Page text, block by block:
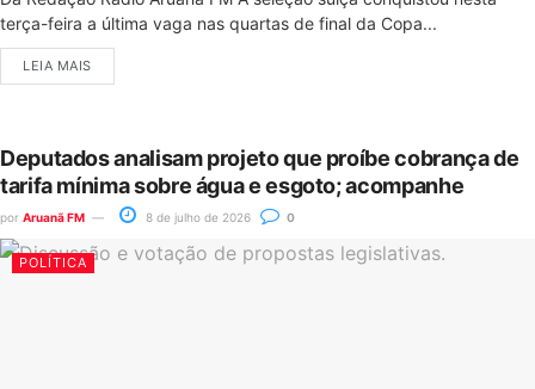
terça-feira a última vaga nas quartas de final da Copa...
LEIA MAIS
Deputados analisam projeto que proíbe cobrança de
tarifa mínima sobre água e esgoto; acompanhe
por Aruanã FM 8 de julho de 2026 0
POLÍTICA